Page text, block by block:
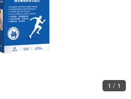
1 / 1